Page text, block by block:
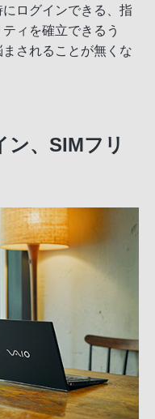
ログインできる、指
ィを確立できるう
されることが無くな
ン、SIMフリ